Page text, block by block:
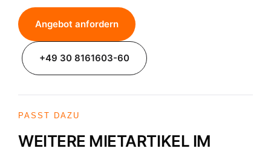
Angebot anfordern
+49 30 8161603-60
PASST DAZU
WEITERE MIETARTIKEL IM